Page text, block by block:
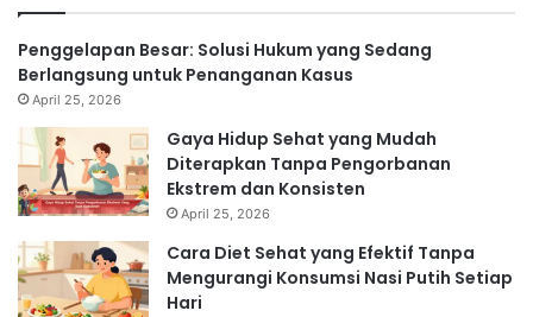
Penggelapan Besar: Solusi Hukum yang Sedang
Berlangsung untuk Penanganan Kasus
April 25, 2026
Gaya Hidup Sehat yang Mudah
Diterapkan Tanpa Pengorbanan
Ekstrem dan Konsisten
April 25, 2026
Cara Diet Sehat yang Efektif Tanpa
Mengurangi Konsumsi Nasi Putih Setiap
Hari